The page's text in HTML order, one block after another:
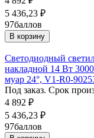
5 436,23 ₽
97баллов
В корзину
Светодиодный
накладной 14 Вт
муар 24°, V1-R0-
Под заказ. Срок
4 892 ₽
5 436,23 ₽
97баллов